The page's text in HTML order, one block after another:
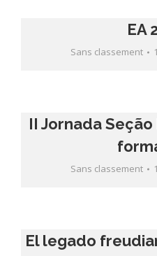
EA
Sans classement
II Jornada
Sans classement
El legado